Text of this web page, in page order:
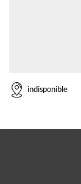
indisponible